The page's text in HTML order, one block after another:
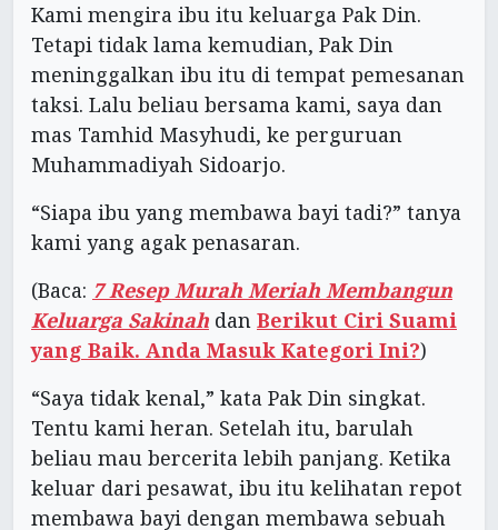
Kami mengira ibu itu keluarga Pak Din.
Tetapi tidak lama kemudian, Pak Din
meninggalkan ibu itu di tempat pemesanan
taksi. Lalu beliau bersama kami, saya dan
mas Tamhid Masyhudi, ke perguruan
Muhammadiyah Sidoarjo.
“Siapa ibu yang membawa bayi tadi?” tanya
kami yang agak penasaran.
(Baca: 7 Resep Murah Meriah Membangun
Keluarga Sakinah dan Berikut Ciri Suami
yang Baik. Anda Masuk Kategori Ini?)
“Saya tidak kenal,” kata Pak Din singkat.
Tentu kami heran. Setelah itu, barulah
beliau mau bercerita lebih panjang. Ketika
keluar dari pesawat, ibu itu kelihatan repot
membawa bayi dengan membawa sebuah